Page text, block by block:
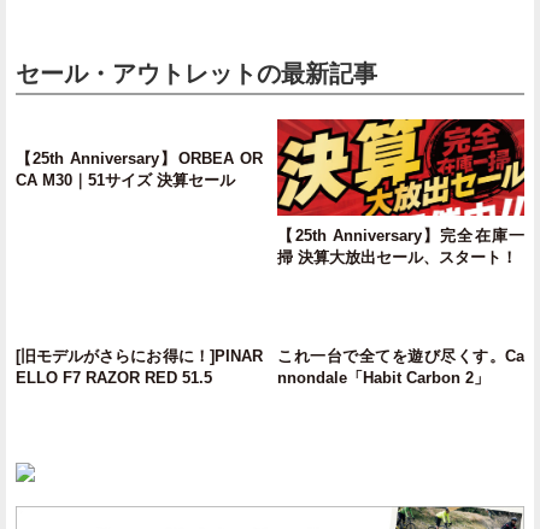
セール・アウトレットの最新記事
【25th Anniversary】ORBEA OR
CA M30｜51サイズ 決算セール
【25th Anniversary】完全在庫一
掃 決算大放出セール、スタート！
[旧モデルがさらにお得に！]PINAR
ELLO F7 RAZOR RED 51.5
これ一台で全てを遊び尽くす。Ca
nnondale「Habit Carbon 2」